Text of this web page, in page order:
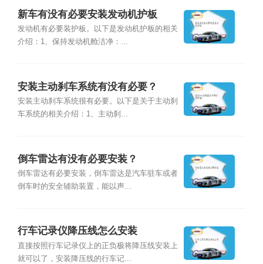
新车有没有必要安装发动机护板
发动机有必要装护板。以下是发动机护板的相关
介绍：1、保持发动机舱洁净：...
安装主动刹车系统有没有必要？
安装主动刹车系统很有必要。以下是关于主动刹
车系统的相关介绍：1、主动刹...
倒车雷达有没有必要安装？
倒车雷达有必要安装，倒车雷达是汽车驻车或者
倒车时的安全辅助装置，能以声...
行车记录仪降压线怎么安装
直接按照行车记录仪上的正负极将降压线安装上
就可以了，安装降压线的行车记...